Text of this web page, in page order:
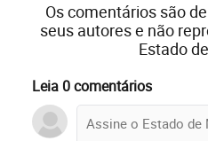
Os comentários são
seus autores e não
Estado
Leia 0 comentários